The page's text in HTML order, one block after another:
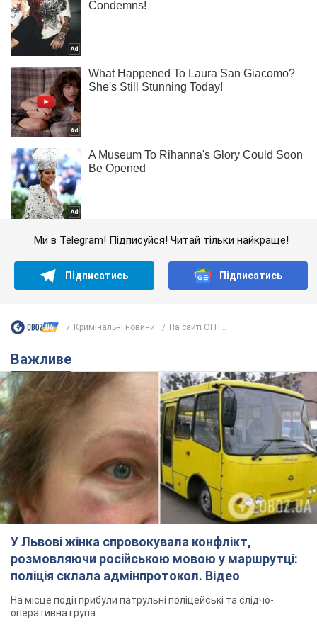
Ми в Telegram! Підписуйся! Читай тільки найкраще!
Підписатись Підписатись
Кримінальні новини На сайті ОГП...
Важливе
У Львові жінка спровокувала конфлікт,
розмовляючи російською мовою у маршрутці:
поліція склала адмінпротокол. Відео
На місце події прибули патрульні поліцейські та слідчо-
оперативна група